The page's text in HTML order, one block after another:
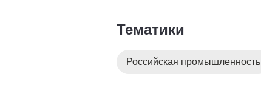
Тематики
Российская промышленность